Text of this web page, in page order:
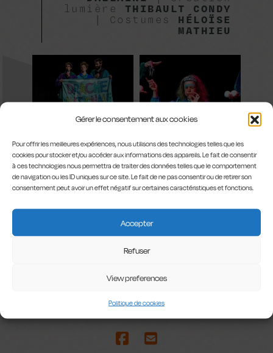
Gérer le consentement aux cookies
Pour offrir les meilleures expériences, nous utilisons des technologies telles que les
cookies pour stocker et/ou accéder aux informations des appareils. Le fait de consentir
à ces technologies nous permettra de traiter des données telles que le comportement
de navigation ou les ID uniques sur ce site. Le fait de ne pas consentir ou de retirer son
consentement peut avoir un effet négatif sur certaines caractéristiques et fonctions.
Accepter
Refuser
View preferences
Politique de cookies
lumière THIBAULT CONDY
| Costumes HÉLOÏSE
MATHIEU